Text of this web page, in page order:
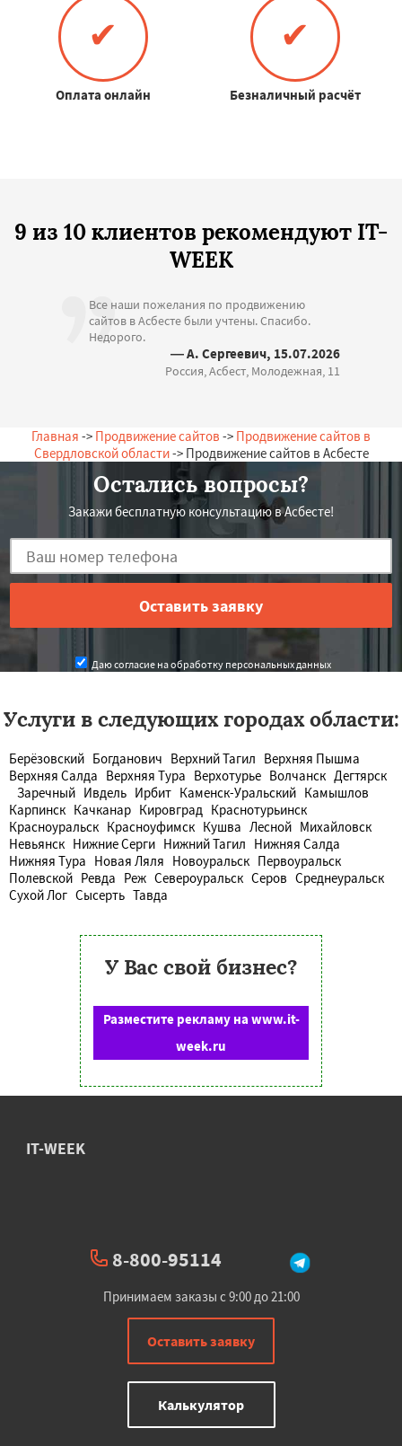
✔
Оплата онлайн
✔
Безналичный расчёт
9 из 10 клиентов рекомендуют IT-
WEEK
Все наши пожелания по продвижению
сайтов в Асбесте были учтены. Спасибо.
Недорого.
— А. Сергеевич, 15.07.2026
Россия, Асбест, Молодежная, 11
Главная -> Продвижение сайтов -> Продвижение сайтов в
Свердловской области-> Продвижение сайтов в Асбесте
Остались вопросы?
Закажи бесплатную консультацию в Асбесте!
Даю согласие на обработку персональных данных
Услуги в следующих городах области:
Берёзовский Богданович Верхний Тагил Верхняя Пышма
Верхняя Салда Верхняя Тура Верхотурье Волчанск Дегтярск
Заречный Ивдель Ирбит Каменск-Уральский Камышлов
Карпинск Качканар Кировград Краснотурьинск
Красноуральск Красноуфимск Кушва Лесной Михайловск
Невьянск Нижние Серги Нижний Тагил Нижняя Салда
Нижняя Тура Новая Ляля Новоуральск Первоуральск
Полевской Ревда Реж Североуральск Серов Среднеуральск
Сухой Лог Сысерть Тавда
У Вас свой бизнес?
Разместите рекламу на www.it-
week.ru
IT-WEEK
8-800-95114
Принимаем заказы с 9:00 до 21:00
Оставить заявку
Калькулятор